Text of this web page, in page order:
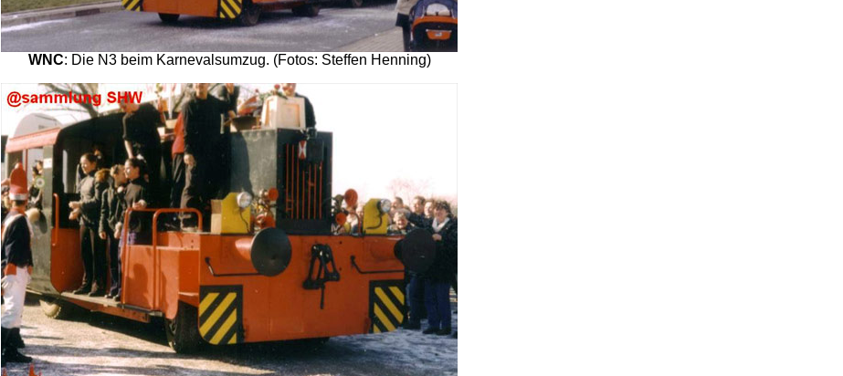
WNC: Die N3 beim Karnevalsumzug. (Fotos: Steffen Henning)